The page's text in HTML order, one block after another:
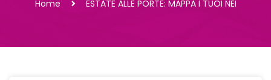
Home ESTATE ALLE PORTE: MAPPA I TUOI NEI